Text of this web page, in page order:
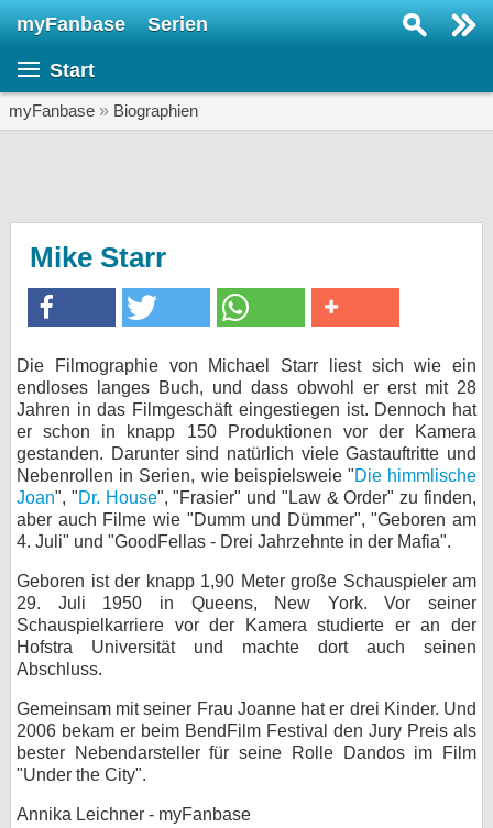
myFanbase Serien
Start
myFanbase » Biographien
Mike Starr
Die Filmographie von Michael Starr liest sich wie ein
endloses langes Buch, und dass obwohl er erst mit 28
Jahren in das Filmgeschäft eingestiegen ist. Dennoch hat
er schon in knapp 150 Produktionen vor der Kamera
gestanden. Darunter sind natürlich viele Gastauftritte und
Nebenrollen in Serien, wie beispielsweie "Die himmlische
Joan", "Dr. House", "Frasier" und "Law & Order" zu finden,
aber auch Filme wie "Dumm und Dümmer", "Geboren am
4. Juli" und "GoodFellas - Drei Jahrzehnte in der Mafia".
Geboren ist der knapp 1,90 Meter große Schauspieler am
29. Juli 1950 in Queens, New York. Vor seiner
Schauspielkarriere vor der Kamera studierte er an der
Hofstra Universität und machte dort auch seinen
Abschluss.
Gemeinsam mit seiner Frau Joanne hat er drei Kinder. Und
2006 bekam er beim BendFilm Festival den Jury Preis als
bester Nebendarsteller für seine Rolle Dandos im Film
"Under the City".
Annika Leichner - myFanbase
Veranstaltungen
KULTUR
Specials
SERVICE
Gewinnspiele
Forum
bei X
bei Facebook
Kontakt
Datenschutz